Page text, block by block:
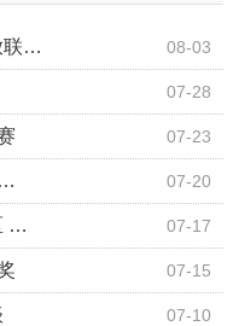
08-03
联…
07-28
07-23
07-20
07-17
…
07-15
07-10